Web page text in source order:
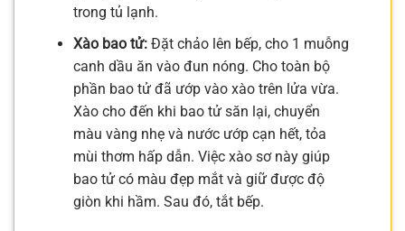
trong tủ lạnh.
Xào bao tử:Đặt chảo lên bếp, cho 1 muỗng
canh dầu ăn vào đun nóng. Cho toàn bộ
phần bao tử đã ướp vào xào trên lửa vừa.
Xào cho đến khi bao tử săn lại, chuyển
màu vàng nhẹ và nước ướp cạn hết, tỏa
mùi thơm hấp dẫn. Việc xào sơ này giúp
bao tử có màu đẹp mắt và giữ được độ
giòn khi hầm. Sau đó, tắt bếp.